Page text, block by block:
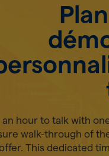
an hour to talk with
walk-through of
This dedicated